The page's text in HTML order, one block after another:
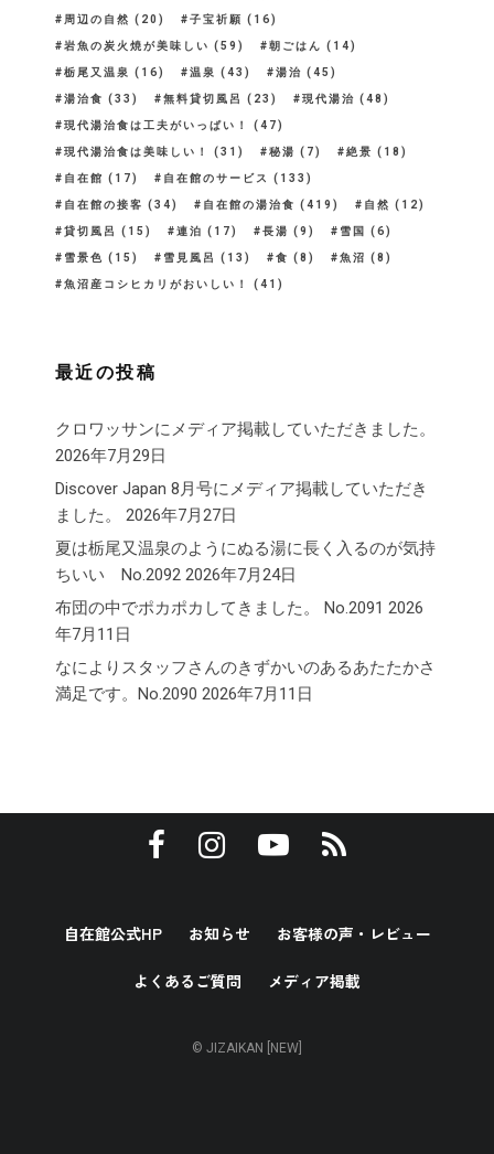
周辺の自然 (20) 子宝祈願 (16)
岩魚の炭火焼が美味しい (59) 朝ごはん (14)
栃尾又温泉 (16) 温泉 (43) 湯治 (45)
湯治食 (33) 無料貸切風呂 (23) 現代湯治 (48)
現代湯治食は工夫がいっぱい！ (47)
現代湯治食は美味しい！ (31) 秘湯 (7) 絶景 (18)
自在館 (17) 自在館のサービス (133)
自在館の接客 (34) 自在館の湯治食 (419) 自然 (12)
貸切風呂 (15) 連泊 (17) 長湯 (9) 雪国 (6)
雪景色 (15) 雪見風呂 (13) 食 (8) 魚沼 (8)
魚沼産コシヒカリがおいしい！ (41)
最近の投稿
クロワッサンにメディア掲載していただきました。
2026年7月29日
Discover Japan 8月号にメディア掲載していただき
ました。
2026年7月27日
夏は栃尾又温泉のようにぬる湯に長く入るのが気持
ちいい No.2092 2026年7月24日
布団の中でポカポカしてきました。 No.2091 2026
年7月11日
なによりスタッフさんのきずかいのあるあたたかさ
満足です。No.2090 2026年7月11日
自在館公式HP お知らせ お客様の声・レビュー
よくあるご質問 メディア掲載
© JIZAIKAN [NEW]